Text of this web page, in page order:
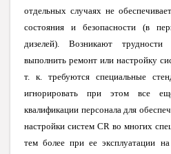
отдельных случаях не
состояния и безопасности (в
дизелей). Возникают
выполнить ремонт или настройку
т. к. требуются специальные
игнорировать при этом все
квалификации персонала для
настройки систем CR во многих
тем более при ее эксплуатации